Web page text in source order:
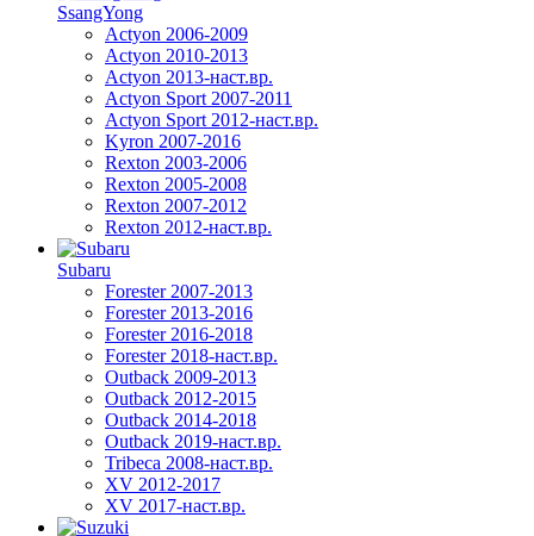
SsangYong
Actyon 2006-2009
Actyon 2010-2013
Actyon 2013-наст.вр.
Actyon Sport 2007-2011
Actyon Sport 2012-наст.вр.
Kyron 2007-2016
Rexton 2003-2006
Rexton 2005-2008
Rexton 2007-2012
Rexton 2012-наст.вр.
Subaru
Forester 2007-2013
Forester 2013-2016
Forester 2016-2018
Forester 2018-наст.вр.
Outback 2009-2013
Outback 2012-2015
Outback 2014-2018
Outback 2019-наст.вр.
Tribeca 2008-наст.вр.
XV 2012-2017
XV 2017-наст.вр.